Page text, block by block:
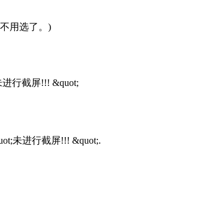
用选了。)
行截屏!!! &quot;
未进行截屏!!! &quot;.